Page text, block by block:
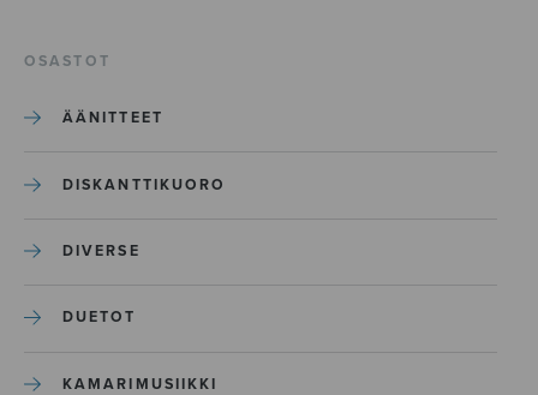
OSASTOT
ÄÄNITTEET
DISKANTTIKUORO
DIVERSE
DUETOT
KAMARIMUSIIKKI